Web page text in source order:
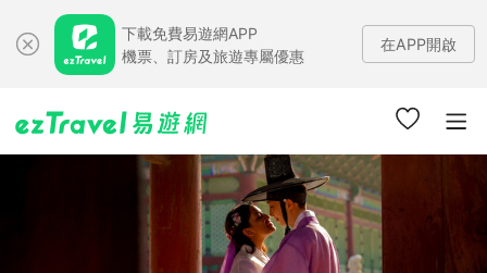
下載免費易遊網APP
機票、訂房及旅遊專屬優惠
在APP開啟